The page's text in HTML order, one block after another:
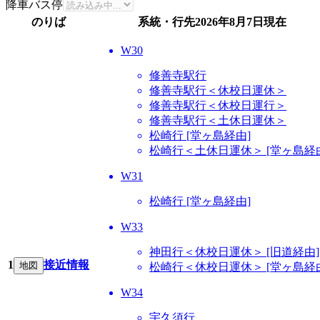
降車バス停
のりば
系統・行先2026年8月7日 現在
1 地図 接近情報
W30
修善寺駅行
修善寺駅行＜休校日運休＞
修善寺駅行＜休校日運行＞
修善寺駅行＜土休日運休＞
松崎行 [堂ヶ島経由]
松崎行＜土休日運休＞ [堂ヶ島経
W31
松崎行 [堂ヶ島経由]
W33
神田行＜休校日運休＞ [旧道経由]
松崎行＜休校日運休＞ [堂ヶ島経
W34
宇久須行